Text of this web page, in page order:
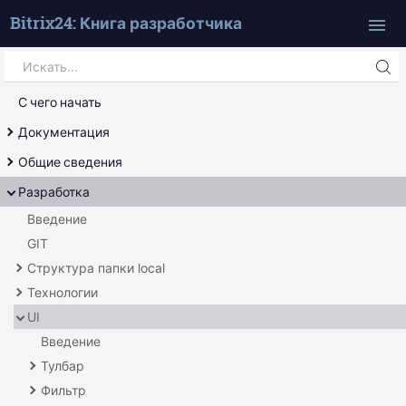
Bitrix24: Книга разработчика
Search
С чего начать
Документация
Справочник
Сам себе источник
Общие сведения
Обработка uri
Ядро продукта
Страница
Шаблон
Разработка
Введение
GIT
Структура папки local
Основное
Миграции
Технологии
Агенты
События
Локатор служб
UI
Введение
Тулбар
Основное
Фильтр